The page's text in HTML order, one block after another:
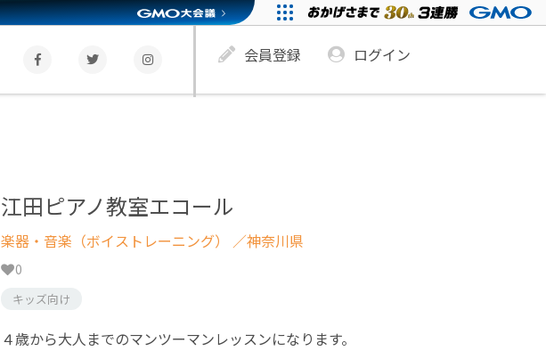
会員登録 ログイン
江田ピアノ教室エコール
楽器・音楽（ボイストレーニング） ／神奈川県
0
キッズ向け
４歳から大人までのマンツーマンレッスンになります。